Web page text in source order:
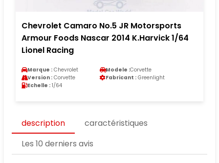
Chevrolet Camaro No.5 JR Motorsports
Armour Foods Nascar 2014 K.Harvick 1/64
Lionel Racing
Marque : Chevrolet Modele :Corvette
Version : Corvette Fabricant : Greenlight
Echelle : 1/64
description
caractéristiques
Les 10 derniers avis